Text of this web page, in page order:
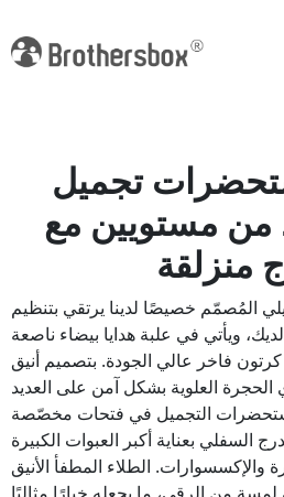
تجميل
مستويين مع
منزلقة
المُصمّم خصيصًا لدينا يرتقي بتنظيم
ويأتي في علبة هدايا بيضاء ناصعة
فاخر عالي الجودة. بتصميم أنيق
العلوية بشكل آمن على العديد
التجميل في فتحات مخصّصة
السفلي بعناية أكبر العبوات الكبيرة
والإكسسوارات. الطلاء المطفأ الأنيق